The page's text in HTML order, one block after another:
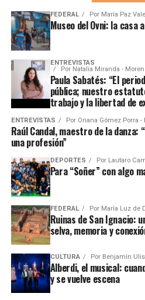
FEDERAL Por María Paz
Museo del Ovni: la casa
ENTREVISTAS
Por Natalia Miranda -
Paula Sabatés: “El
pública; nuestro
trabajo y la libertad de
ENTREVISTAS Por Oriana Gómez Porra -
Raúl Candal, maestro de la danza:
una profesión”
DEPORTES Por Lautaro
Para “Soñer” con algo
FEDERAL Por María Luz de
Ruinas de San Ignacio:
selva, memoria y
CULTURA Por Benjamín
Alberdi, el musical:
y se vuelve escena